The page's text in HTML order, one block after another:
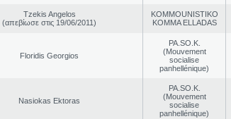
Tzekis Angelos
(απεβίωσε στις 19/06/2011)
KOMMOUNISTIKO
KOMMA ELLADAS
Floridis Georgios
PA.SO.K.
(Mouvement
socialise
panhellénique)
Nasiokas Ektoras
PA.SO.K.
(Mouvement
socialise
panhellénique)